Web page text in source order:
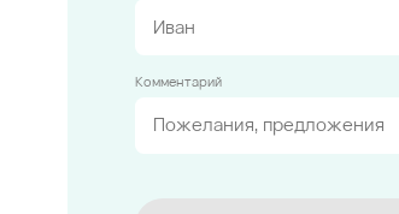
Комментарий